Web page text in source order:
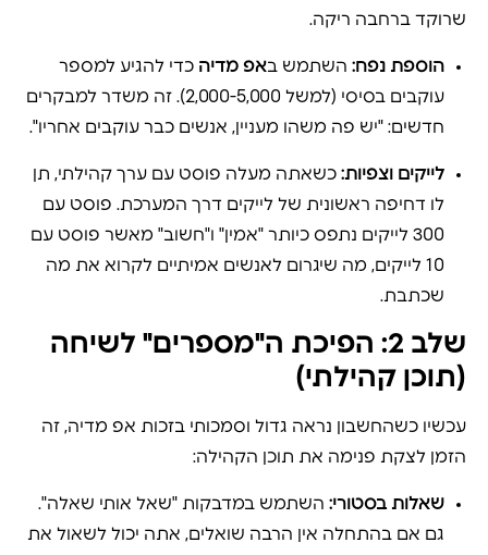
שרוקד ברחבה ריקה.
הוספת נפח: השתמש באפ מדיה כדי להגיע למספר
עוקבים בסיסי (למשל 2,000-5,000). זה משדר למבקרים
חדשים: "יש פה משהו מעניין, אנשים כבר עוקבים אחריו".
לייקים וצפיות: כשאתה מעלה פוסט עם ערך קהילתי, תן
לו דחיפה ראשונית של לייקים דרך המערכת. פוסט עם
300 לייקים נתפס כיותר "אמין" ו"חשוב" מאשר פוסט עם
10 לייקים, מה שיגרום לאנשים אמיתיים לקרוא את מה
שכתבת.
שלב 2: הפיכת ה"מספרים" לשיחה
(תוכן קהילתי)
עכשיו כשהחשבון נראה גדול וסמכותי בזכות אפ מדיה, זה
הזמן לצקת פנימה את תוכן הקהילה:
שאלות בסטורי: השתמש במדבקות "שאל אותי שאלה".
גם אם בהתחלה אין הרבה שואלים, אתה יכול לשאול את